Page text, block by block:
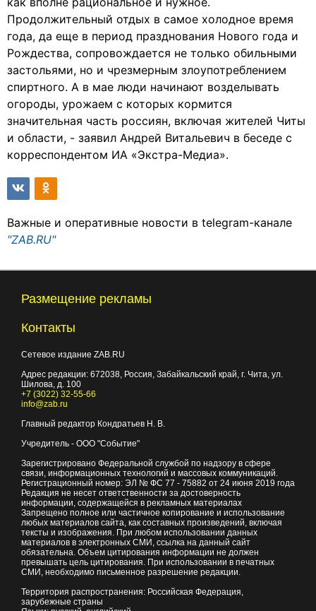
Продолжительный отдых в самое холодное время
года, да еще в период празднования Нового года и
Рождества, сопровождается не только обильными
застольями, но и чрезмерным злоупотреблением
спиртного. А в мае люди начинают возделывать
огороды, урожаем с которых кормится
значительная часть россиян, включая жителей Читы
и области, - заявил Андрей Витальевич в беседе с
корреспондентом ИА «Экстра-Медиа».
Важные и оперативные новости в telegram-канале
"ZAB.RU"
Размещение рекламы
Контакты
Сетевое издание ZAB.RU
Адрес редакции: 672038, Россия, Забайкальский край, г. Чита, ул.
Шилова, д. 100
+7 (3022) 32-55-66
info@zab.ru
Главный редактор Кондратьев Н. В.
Учредитель - ООО "Событие"
Зарегистрировано Федеральной службой по надзору в сфере
связи, информационных технологий и массовых коммуникаций.
Регистрационный номер: ЭЛ № ФС 77 - 75882 от 24 июня 2019 года
Редакция не несет ответственности за достоверность
информации, содержащейся в рекламных материалах
Запрещено полное или частичное копирование и использование
любых материалов сайта, как составных произведений, включая
тексты и изображения. При любом использовании данных
материалов в электронных СМИ, ссылка на данный сайт
обязательна. Объем цитирования информации не должен
превышать цель цитирования. При использовании в печатных
СМИ, необходимо письменное разрешение редакции.
Территория распространения: Российская Федерация,
зарубежные страны